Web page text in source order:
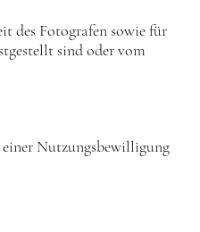
des Fotografen sowie für
sind oder vom
Nutzungsbewilligung